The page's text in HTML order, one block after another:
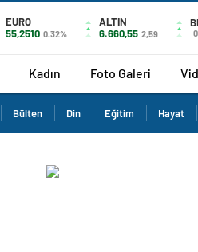
EURO
55,2510 0.32%
ALTIN
6.660,55 2,59
Kadın Foto Galeri
Bülten Din Eğitim Hayat